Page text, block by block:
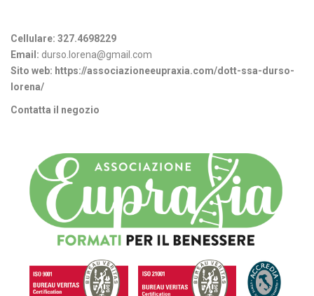
Cellulare: 327.4698229
Email: durso.lorena@gmail.com
Sito web: https://associazioneeupraxia.com/dott-ssa-durso-
lorena/
Contatta il negozio